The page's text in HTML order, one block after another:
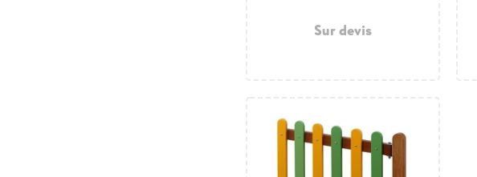
Sur devis